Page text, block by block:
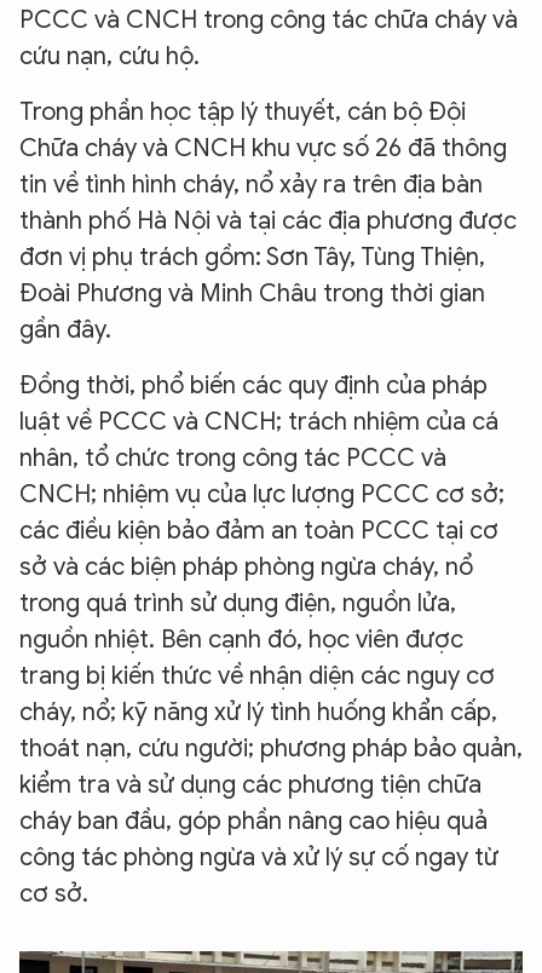
PCCC và CNCH trong công tác chữa cháy và
cứu nạn, cứu hộ.
Trong phần học tập lý thuyết, cán bộ Đội
Chữa cháy và CNCH khu vực số 26 đã thông
tin về tình hình cháy, nổ xảy ra trên địa bàn
thành phố Hà Nội và tại các địa phương được
đơn vị phụ trách gồm: Sơn Tây, Tùng Thiện,
Đoài Phương và Minh Châu trong thời gian
gần đây.
Đồng thời, phổ biến các quy định của pháp
luật về PCCC và CNCH; trách nhiệm của cá
nhân, tổ chức trong công tác PCCC và
CNCH; nhiệm vụ của lực lượng PCCC cơ sở;
các điều kiện bảo đảm an toàn PCCC tại cơ
sở và các biện pháp phòng ngừa cháy, nổ
trong quá trình sử dụng điện, nguồn lửa,
nguồn nhiệt. Bên cạnh đó, học viên được
trang bị kiến thức về nhận diện các nguy cơ
cháy, nổ; kỹ năng xử lý tình huống khẩn cấp,
thoát nạn, cứu người; phương pháp bảo quản,
kiểm tra và sử dụng các phương tiện chữa
cháy ban đầu, góp phần nâng cao hiệu quả
công tác phòng ngừa và xử lý sự cố ngay từ
cơ sở.